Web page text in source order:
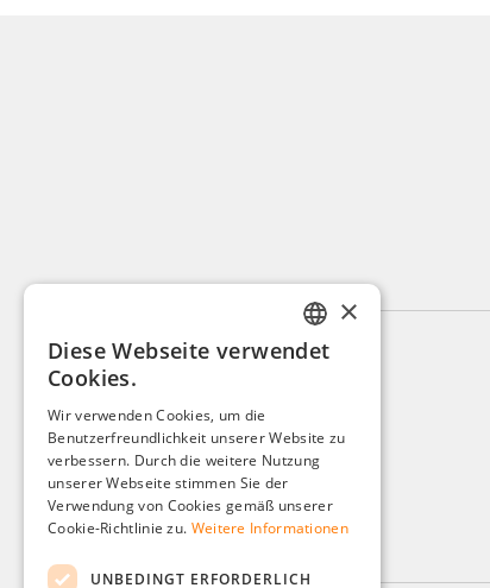
WEIDINGER SERVICE
Service und Beratung:
+49 (0)8142 / 4289 - 300
Mo-Fr, 08:00 - 16:00 Uhr
Oder über unser Kontaktformular.
GERMAN
FRENCH
DUTCH
×
Diese Webseite verwendet
Cookies.
Wir verwenden Cookies, um die
Benutzerfreundlichkeit unserer Website zu
verbessern. Durch die weitere Nutzung
unserer Webseite stimmen Sie der
Verwendung von Cookies gemäß unserer
Cookie-Richtlinie zu. Weitere Informationen
UNBEDINGT ERFORDERLICH